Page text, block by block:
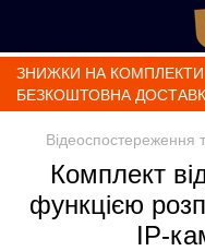
ЗНИЖКИ НА
БЕЗКОШТОВНА
Відеоспостереження
Комплект
функцією
IP-